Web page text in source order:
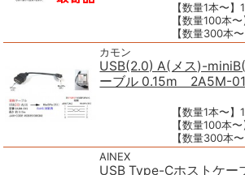
【数量1本〜
【数量100本
【数量300本
カモン
USB(2.0) A(メス)-
ーブル 0.15m 2A5M-
【数量1本〜
【数量100本
【数量300本
AINEX
USB Type-Cホストケー